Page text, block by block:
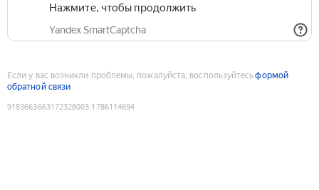
Нажмите, чтобы продолжить
Yandex SmartCaptcha
Если у вас возникли проблемы, пожалуйста, воспользуйтесьформой
обратной связи
9183663663172328003:1786114694